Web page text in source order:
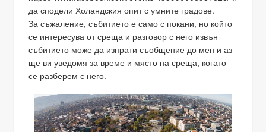
да сподели Холандския опит с умните градове.
За съжаление, събитието е само с покани, но който
се интересува от среща и разговор с него извън
събитието може да изпрати съобщение до мен и аз
ще ви уведомя за време и място на среща, когато
се разберем с него.